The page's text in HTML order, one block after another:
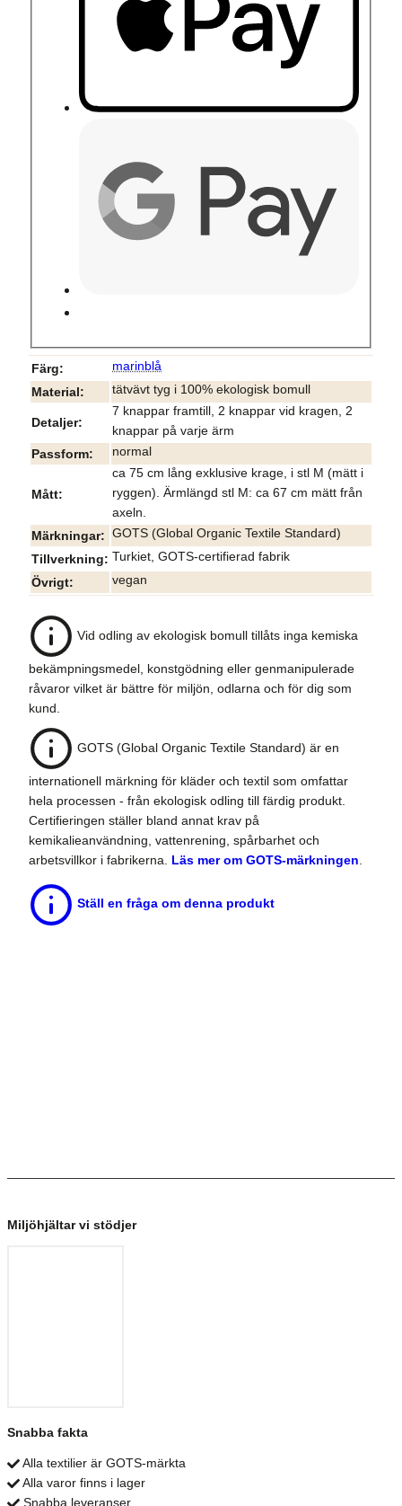
Färg
marinblå
Material
tätvävt tyg i 100% ekologisk bomull
Detaljer
7 knappar framtill, 2 knappar vid kragen, 2
knappar på varje ärm
Passform
normal
Mått
ca 75 cm lång exklusive krage, i stl M (mätt i
ryggen). Ärmlängd stl M: ca 67 cm mätt från
axeln.
Märkningar
GOTS (Global Organic Textile Standard)
Tillverkning
Turkiet, GOTS-certifierad fabrik
Övrigt
vegan
Vid odling av ekologisk bomull tillåts inga kemiska
bekämpningsmedel, konstgödning eller genmanipulerade
råvaror vilket är bättre för miljön, odlarna och för dig som
kund.
GOTS (Global Organic Textile Standard) är en
internationell märkning för kläder och textil som omfattar
hela processen - från ekologisk odling till färdig produkt.
Certifieringen ställer bland annat krav på
kemikalieanvändning, vattenrening, spårbarhet och
arbetsvillkor i fabrikerna. Läs mer om GOTS-märkningen
Ställ en fråga om denna produkt
Miljöhjältar vi stödjer
Snabba fakta
Alla textilier är GOTS-märkta
Alla varor finns i lager
Snabba leveranser